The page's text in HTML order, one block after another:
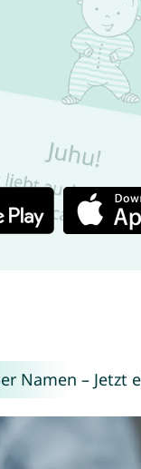
Namen – Jetzt